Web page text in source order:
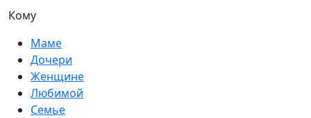
Кому
Маме
Дочери
Женщине
Любимой
Семье